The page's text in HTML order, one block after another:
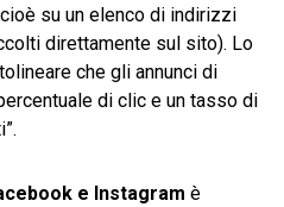
su un elenco di indirizzi
direttamente sul sito). Lo
che gli annunci di
di clic e un tasso di
e Instagram è